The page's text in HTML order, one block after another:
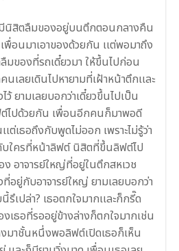
นิสิตลืมของอยู่บนตึกตอนกลางคืน
พื่อนมาเอาของด้วยกัน เเต่พอมาถึง
มของที่รถเดี๋ยวมา ให้ขึ้นไปก่อน
นเลยเดินไปหายามที่เฝ้าหน้าตึกเเละ
ว้ ยามเลยบอกว่าเดี๋ยวขึ้นไปเป็น
ไปด้วยกัน เพื่อนอีกคนก็มาพอดี
เต่เธอถึงกับพูดไม่ออก เพราะไม่รู้ว่า
ใครที่หน้าลิฟต์นิสิตที่ขึ้นลิฟต์ไป
ง อาจารย์ใหญ่ที่อยู่ในตึกสหเวช
ที่อยู่กับอาจารย์ใหญ่ ยามเลยบอกว่า
รึเปล่า? เธอตกใจมากเเละก็กรี๊ด
เธอที่รออยู่ข้างล่างก็ตกใจมากเช่น
งมาชั้นหนึ่งพอลิฟต์เปิดเธอก็เห็น